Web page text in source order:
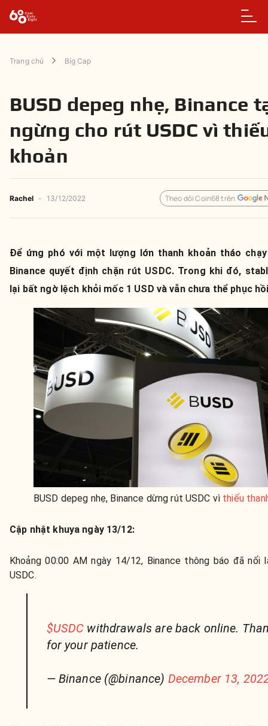
Trang chủ Big Cap
BUSD depeg nhẹ, Binance
ngừng cho rút USDC vì
khoản
Rachel - 13/12/2022 Theo dõi Coin68 trên
Để ứng phó với một lượng lớn thanh khoản tháo
Binance quyết định chặn rút USDC. Trong khi đó,
lại bất ngờ lệch khỏi mốc 1 USD và vẫn chưa thể phục
BUSD depeg nhẹ, Binance dừng rút USDC vì thiếu
Cập nhật khuya ngày 13/12:
Khoảng 00:00 AM ngày 14/12, Binance thông báo đã nối
USDC.
$USDC withdrawals are back online.
for your patience.
— Binance (@binance) December 13,